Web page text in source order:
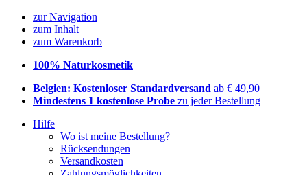
zur Navigation
zum Inhalt
zum Warenkorb
100% Naturkosmetik
Belgien: Kostenloser Standardversand ab € 49,90
Mindestens 1 kostenlose Probe zu jeder Bestellung
Hilfe
Wo ist meine Bestellung?
Rücksendungen
Versandkosten